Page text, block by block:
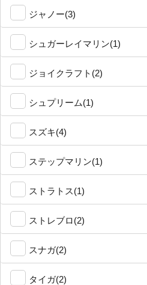
ジャノー(3)
シュガーレイマリン(1)
ジョイクラフト(2)
シュプリーム(1)
スズキ(4)
ステップマリン(1)
ストラトス(1)
ストレブロ(2)
スナガ(2)
タイガ(2)